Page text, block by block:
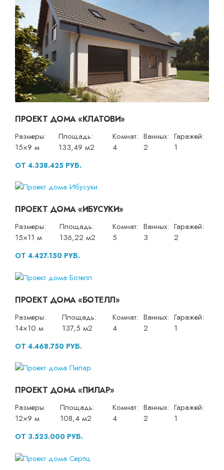
ПРОЕКТ ДОМА «КЛАТОВИ»
Размеры:
15×9 м
Площадь:
133,49 м2
Комнат:
4
Ванных:
2
Гаражей:
1
ОТ 4.338.425 РУБ.
ПРОЕКТ ДОМА «ИБУСУКИ»
Размеры:
15×11 м
Площадь:
136,22 м2
Комнат:
5
Ванных:
3
Гаражей:
2
ОТ 4.427.150 РУБ.
ПРОЕКТ ДОМА «БОТЕЛЛ»
Размеры:
14×10 м
Площадь:
137,5 м2
Комнат:
4
Ванных:
2
Гаражей:
1
ОТ 4.468.750 РУБ.
ПРОЕКТ ДОМА «ПИЛАР»
Размеры:
12×9 м
Площадь:
108,4 м2
Комнат:
4
Ванных:
2
Гаражей:
1
ОТ 3.523.000 РУБ.